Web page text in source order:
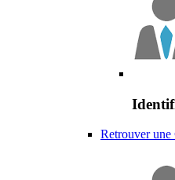
Retrouver une